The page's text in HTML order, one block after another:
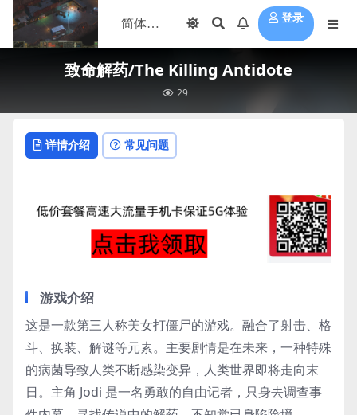
登录
致命解药/The Killing Antidote
29
详情介绍 常见问题
游戏介绍
这是一款第三人称美女打僵尸的游戏。融合了射击、格
斗、换装、解谜等元素。主要剧情是在未来，一种特殊
的病菌导致人类不断感染变异，人类世界即将走向末
日。主角 Jodi 是一名勇敢的自由记者，只身去调查事